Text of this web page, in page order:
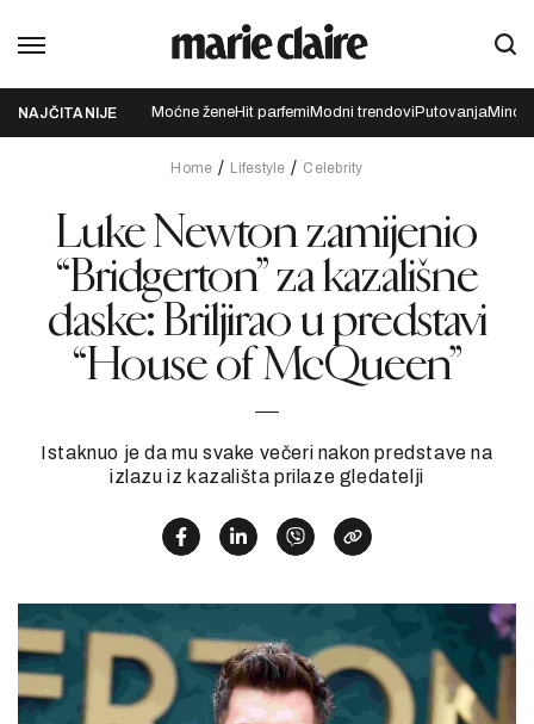
NAJČITANIJE Moćne ženeHit parfemi Modni trendovi Putovanja
Home Lifestyle Celebrity
Luke Newton zamijenio
“Bridgerton” za kazališne
daske: Briljirao u predstavi
“House of McQueen”
Istaknuo je da mu svake večeri nakon predstave na
izlazu iz kazališta prilaze gledatelji